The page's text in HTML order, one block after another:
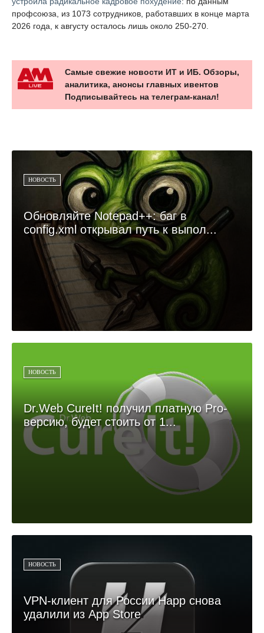
профсоюза, из 1073 сотрудников, работавших в конце марта
2026 года, к августу осталось лишь около 250-270.
Самые свежие новости ИТ и ИБ. Обзоры,
аналитика, анонсы главных ивентов
Подписывайтесь на телеграм-канал!
НОВОСТЬ
Обновляйте Notepad++: баг в
config.xml открывал путь к выпол...
НОВОСТЬ
Dr.Web CureIt! получил платную Pro-
версию, будет стоить от 1...
НОВОСТЬ
VPN-клиент для России Happ снова
удалили из App Store